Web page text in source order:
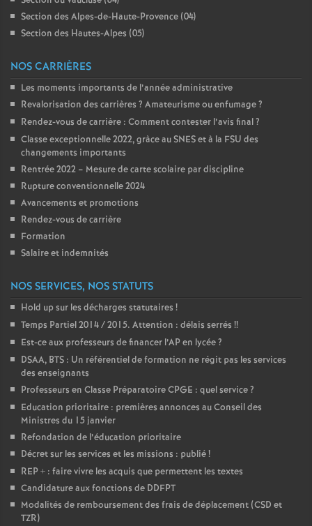
Section des Alpes-de-Haute-Provence (04)
Section des Hautes-Alpes (05)
NOS CARRIÈRES
Les moments importants de l’année administrative
Revalorisation des carrières ? Amateurisme ou enfumage?
Rendez-vous de carrière : Comment contester l’avis final?
Classe exceptionnelle 2022, gràce au SNES et à la FSU des
changements importants
Rentrée 2022 – Mesure de carte scolaire par discipline
Rupture conventionnelle 2024
Avancements et promotions
Rendez-vous de carrière
Formation
Salaire et indemnités
NOS SERVICES, NOS STATUTS
Hold up sur les décharges statutaires !
Temps Partiel 2014 / 2015. Attention : délais serrés !!
Est-ce aux professeurs de financer l’AP en lycée?
DSAA, BTS : Un référentiel de formation ne régit pas les services
des enseignants
Professeurs en Classe Préparatoire CPGE : quel service?
Education prioritaire : premières annonces au Conseil des
Ministres du 15 janvier
Refondation de l’éducation prioritaire
Décret sur les services et les missions : publié!
REP + : faire vivre les acquis que permettent les textes
Candidature aux fonctions de DDFPT
Modalités de remboursement des frais de déplacement (CSD et
TZR)